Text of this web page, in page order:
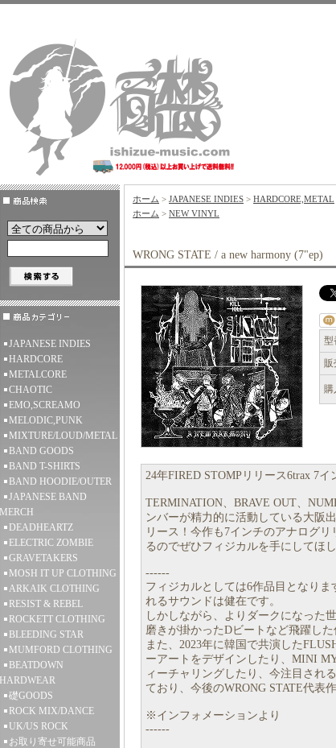
JAPANESE INDIES
HARDCORE
METALCORE
CHAOTIC
EMO,SCREAMO
MELODIC,PUNK
MIXTURE/LOUD/METAL
BAND GOODS
BAND T-SHIRTS
BAND HOODIE/OUTER
JAPANESE BAND
MERCH
DEADHEARTZ
ELECTRIC ZOMBIE
GRAVETAKERS
MOSH IT UP CLOTHING
ARKAIK CLOTHING
RESIST & REBEL
ROCKETT CLOTHING
BLEEDING STAR
MUMFORD CLOTHING
BEATDOWN
HARDWEAR
礎GOODS
ROCK MIX/DANCE
UK/US ROCK
お取り寄せ可能商品
ホーム > JAPANESE INDIES > HARDCORE,METAL
ホーム > NEW VINYL
WRONG STATE / a new harmony (7"ep)
型
販
購
24年FIRED STOMPリリース6trax 7イ
TERMINATION、BRAVE OUT、
ンバーが精力的に活動している大阪
リース！今作も7インチのアナログ
るのでぜひフィジカルを手にしてほし
------
フィジカルとしては6作品目となり
れるサウンドは健在です。
しかしながら、よりダークになった
磨きが掛かったDビートなど飛躍した
また、2023年に韓国で共演した
ーアートをデザインしたり、MINI
ィーチャリングしたり、今注目され
ており、今後のWRONG STATE代表
※インフォメーションより
------